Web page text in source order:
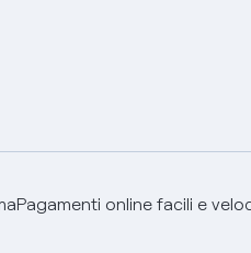
Pagamenti online facili e